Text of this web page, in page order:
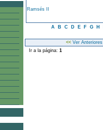
Ramsés II
A B C D E F G H
<<Ver Anteriores
Ir a la página: 1